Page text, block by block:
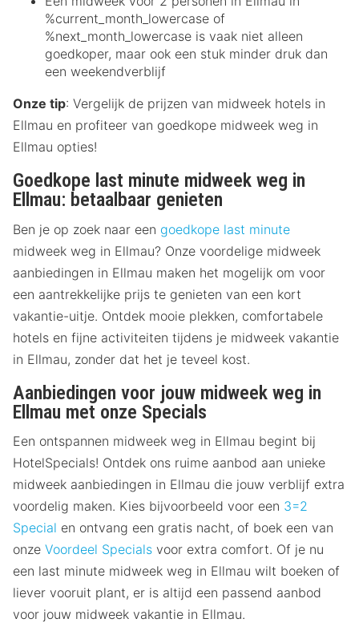
%current_month_lowercase of
%next_month_lowercase is vaak niet alleen
goedkoper, maar ook een stuk minder druk dan
een weekendverblijf
Onze tip: Vergelijk de prijzen van midweek hotels in
Ellmau en profiteer van goedkope midweek weg in
Ellmau opties!
Goedkope last minute midweek weg in
Ellmau: betaalbaar genieten
Ben je op zoek naar een goedkope last minute
midweek weg in Ellmau? Onze voordelige midweek
aanbiedingen in Ellmau maken het mogelijk om voor
een aantrekkelijke prijs te genieten van een kort
vakantie-uitje. Ontdek mooie plekken, comfortabele
hotels en fijne activiteiten tijdens je midweek vakantie
in Ellmau, zonder dat het je teveel kost.
Aanbiedingen voor jouw midweek weg in
Ellmau met onze Specials
Een ontspannen midweek weg in Ellmau begint bij
HotelSpecials! Ontdek ons ruime aanbod aan unieke
midweek aanbiedingen in Ellmau die jouw verblijf extra
voordelig maken. Kies bijvoorbeeld voor een 3=2
Special en ontvang een gratis nacht, of boek een van
onze Voordeel Specials voor extra comfort. Of je nu
een last minute midweek weg in Ellmau wilt boeken of
liever vooruit plant, er is altijd een passend aanbod
voor jouw midweek vakantie in Ellmau.